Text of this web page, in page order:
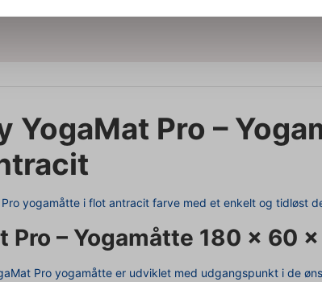
YogaMat Pro –
yogamåtte i flot antracit farve med et enkelt og tidløst
Pro – Yogamåtte 180 x 60
Pro yogamåtte er udviklet med udgangspunkt i de